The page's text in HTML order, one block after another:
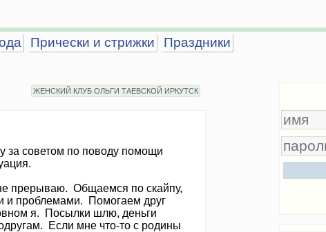
Прически и стрижки Праздники
ЖЕНСКИЙ КЛУБ ОЛЬГИ ТАЕВСКОЙ ИРКУТСК
советом по поводу помощи
прерываю. Общаемся по скайпу,
и проблемами. Помогаем друг
я. Посылки шлю, деньги
Если мне что-то с родины